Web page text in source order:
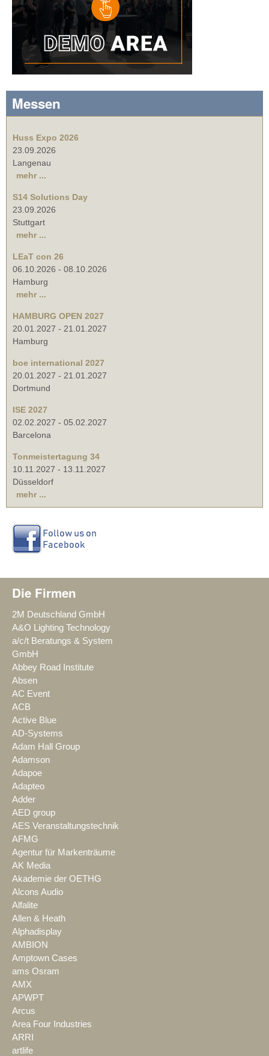
Messen
Huss Expo 2026
23.09.2026
Langenau
mehr ...
S14 Solutions Day
23.09.2026
Stuttgart
mehr ...
LEaT con 26
06.10.2026 - 08.10.2026
Hamburg
mehr ...
HAMBURG OPEN 2027
20.01.2027 - 21.01.2027
Hamburg
boe international 2027
20.01.2027 - 21.01.2027
Dortmund
ISE 2027
02.02.2027 - 05.02.2027
Barcelona
Tonmeistertagung 34
10.11.2027 - 13.11.2027
Düsseldorf
mehr ...
Die Firmen
2M Deutschland GmbH
A&O Lighting Technology
a/c/t Beratungs & System
GmbH
Abbey Road Institute
Absen
AC Event
ACB
Active Blue
AD-Systems
Adam Hall Group
Adamson
Adapoe
Adapteo
Adder
AED group
AES Veranstaltungstechnik
AFMG
Agentur für Markenträume
AK Media
Akademie der OETHG
Alcons Audio
Alfalite
Allen & Heath
Alphadisplay
AMBION
Amptown Cases
ams Osram
AMX
APWPT
Arcus
Area Four Industries
ARRI
artlife